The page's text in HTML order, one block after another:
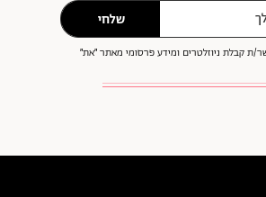
שלחי
ת קבלת ניוזלטרים ומידע פרסומי מאתר ״את״